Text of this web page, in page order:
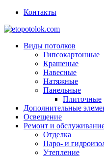
Контакты
Виды потолков
Гипсокартонные
Крашеные
Навесные
Натяжные
Панельные
Плиточные
Дополнительные
Освещение
Ремонт и
Отделка
Паро- и
Утепление